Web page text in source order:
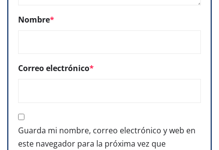
Nombre*
Correo electrónico*
Guarda mi nombre, correo electrónico y web en
este navegador para la próxima vez que